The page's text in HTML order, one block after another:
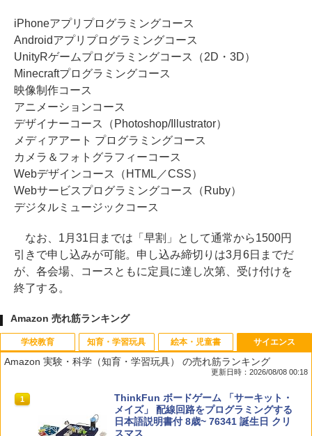
iPhoneアプリプログラミングコース
Androidアプリプログラミングコース
UnityRゲームプログラミングコース（2D・3D）
Minecraftプログラミングコース
映像制作コース
アニメーションコース
デザイナーコース（Photoshop/Illustrator）
メディアアート プログラミングコース
カメラ＆フォトグラフィーコース
Webデザインコース（HTML／CSS）
Webサービスプログラミングコース（Ruby）
デジタルミュージックコース
なお、1月31日までは「早割」として通常から1500円
引きで申し込みが可能。申し込み締切りは3月6日までだ
が、各会場、コースともに定員に達し次第、受け付けを
終了する。
Amazon 売れ筋ランキング
学校教育
1 教育者のためのコーチング入門
￥2,530
知育・学習玩具
1
Amazon Fire HD 10 キッズモデル (10イ
ンチ) ピンク 対象年齢3歳から 数千点の
キッズコンテンツが1年間使い放題
絵本・児童書
1
タッチペンで音が聞ける!はじめてずかん
1000 英語つき ([バラエティ])
サイエンス
Amazon 実験・科学（知育・学習玩具） の売れ筋ランキング
更新日時：2026/08/08 00:18
1
ThinkFun ボードゲーム 「サーキット・
メイズ」 配線回路をプログラミングする
日本語説明書付 8歳~ 76341 誕生日 クリ
スマス